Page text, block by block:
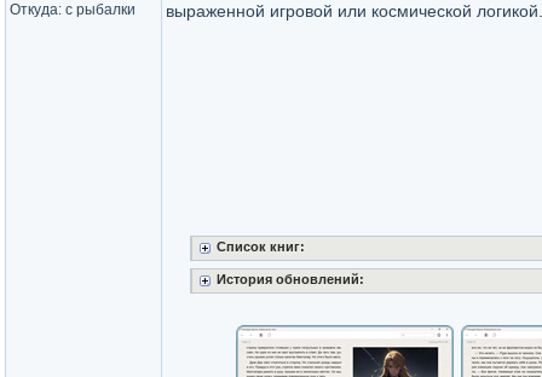
Откуда: с рыбалки
выраженной игровой или космической логикой.
Список книг:
История обновлений: